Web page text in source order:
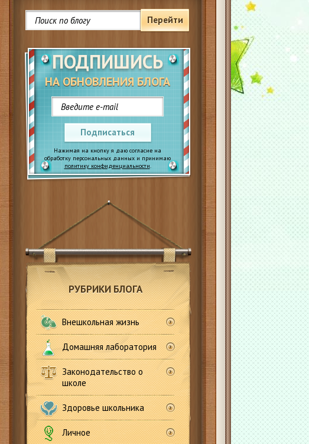
Перейти
ПОДПИШИСЬ
НА ОБНОВЛЕНИЯ БЛОГА
Подписаться
Нажимая на кнопку я даю согласие на
обработку персональных данных и принимаю
политику конфиденциальности.
РУБРИКИ БЛОГА
Внешкольная жизнь
Домашняя лаборатория
Законодательство о
школе
Здоровье школьника
Личное